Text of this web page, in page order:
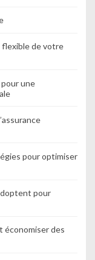
flexible de votre
une
pour optimiser
pour
économiser des